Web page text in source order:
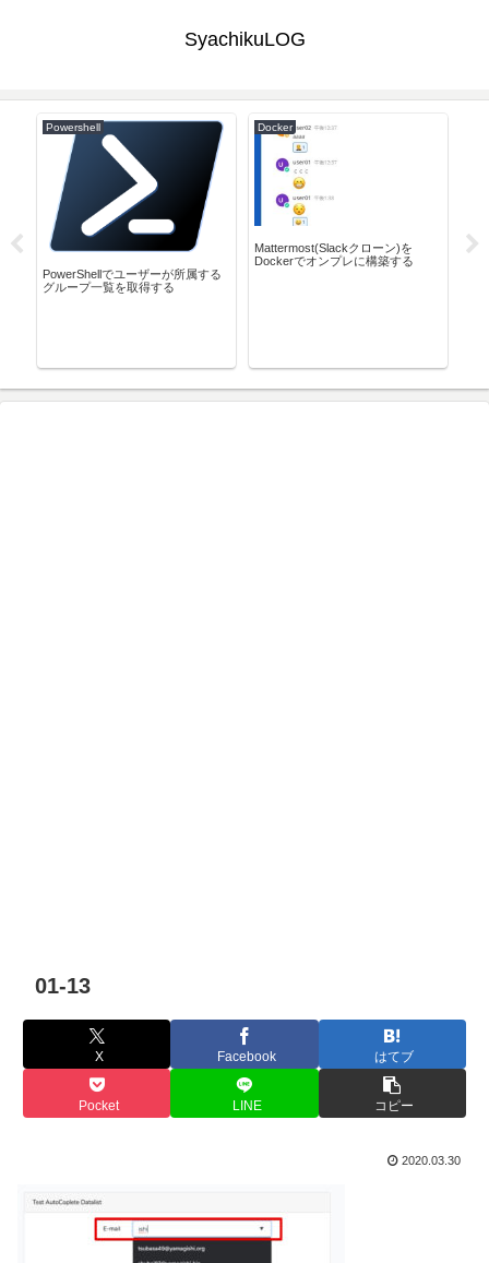
SyachikuLOG
Powershell
PowerShellでユーザーが所属する
グループ一覧を取得する
Docker
Mattermost(Slackクローン)を
Dockerでオンプレに構築する
01-13
X Facebook はてブ
Pocket LINE コピー
2020.03.30